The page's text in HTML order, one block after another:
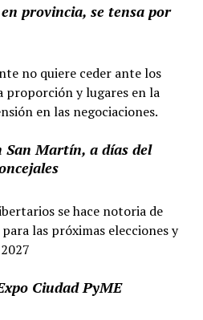
provincia, se tensa por
no quiere ceder ante los
proporción y lugares en la
en las negociaciones.
Martín, a días del
se hace notoria de
las próximas elecciones y
Ciudad PyME